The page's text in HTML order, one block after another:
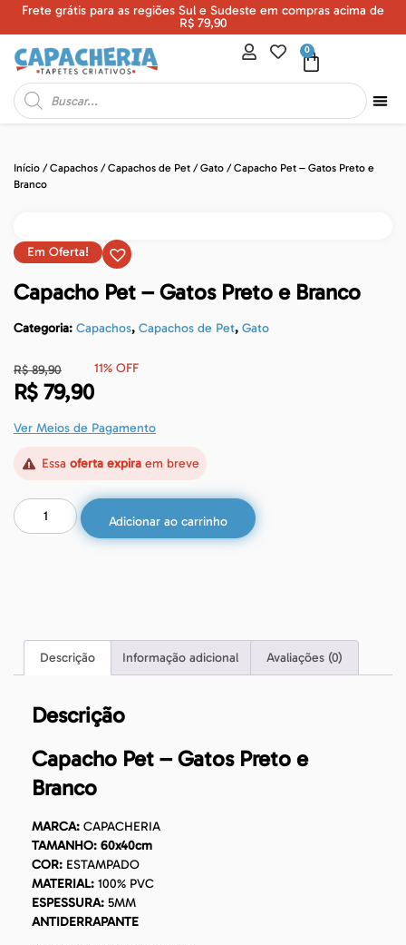
Frete grátis para as regiões Sul e Sudeste em compras acima de
R$ 79,90
0
Início /Capachos /Capachos de Pet /Gato / Capacho Pet – Gatos Preto e
Branco
Em Oferta!
Capacho Pet – Gatos Preto e Branco
Categoria: Capachos, Capachos de Pet, Gato
R$89,90
R$ 79,90
11% OFF
Ver Meios de Pagamento
Essa oferta expiraem breve
Adicionar ao carrinho
Descrição Informação adicional Avaliações (0)
Descrição
Capacho Pet – Gatos Preto e
Branco
MARCA: CAPACHERIA
TAMANHO: 60x40cm
COR: ESTAMPADO
MATERIAL: 100% PVC
ESPESSURA: 5MM
ANTIDERRAPANTE